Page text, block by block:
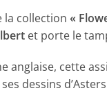
la collection «
et porte le
anglaise, cette
dessins